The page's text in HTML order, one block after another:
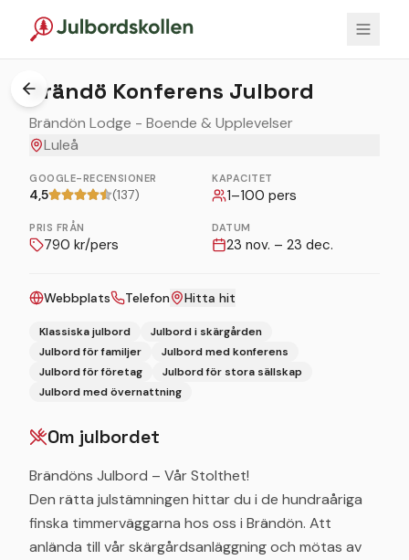
1/
Brändö Konferens Julbord
Brändön Lodge - Boende & Upplevelser
Luleå
GOOGLE-RECENSIONER
4,5 (137)
KAPACITET
1–100 pers
PRIS FRÅN
790 kr/pers
DATUM
23 nov. – 23 dec.
Webbplats Telefon Hitta hit
Klassiska julbord
Julbord i skärgården
Julbord för familjer
Julbord med konferens
Julbord för företag
Julbord för stora sällskap
Julbord med övernattning
Om julbordet
Brändöns Julbord – Vår Stolthet!​
​Den rätta julstämningen hittar du i de hundraåriga
finska timmerväggarna hos oss i Brändön. Att
anlända till vår skärgårdsanläggning och mötas av